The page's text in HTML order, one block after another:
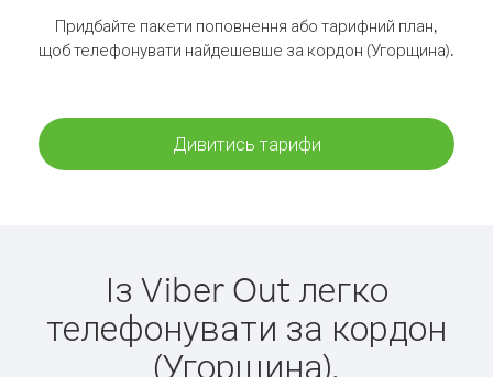
Придбайте пакети поповнення або тарифний план,
щоб телефонувати найдешевше за кордон (Угорщина).
Дивитись тарифи
Із Viber Out легко
телефонувати за кордон
(Угорщина).